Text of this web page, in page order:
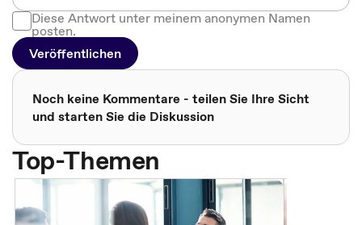
Diese Antwort unter meinem anonymen Namen
posten.
Veröffentlichen
Noch keine Kommentare - teilen Sie Ihre Sicht
und starten Sie die Diskussion
Top-Themen